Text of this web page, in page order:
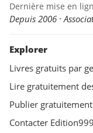
Dernière mise en
Depuis 2006 ·
Explorer
Livres gratuits par
Lire gratuitement
Publier
Contacter Edition999